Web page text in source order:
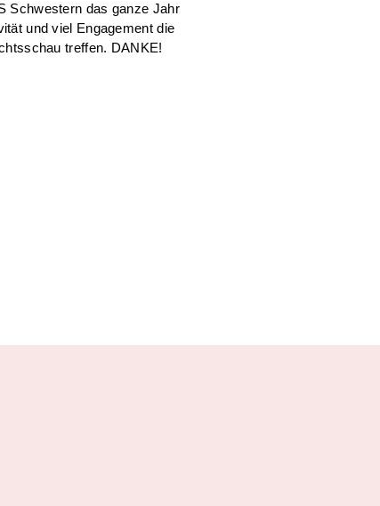
Schwestern das ganze Jahr
und viel Engagement die
treffen. DANKE!